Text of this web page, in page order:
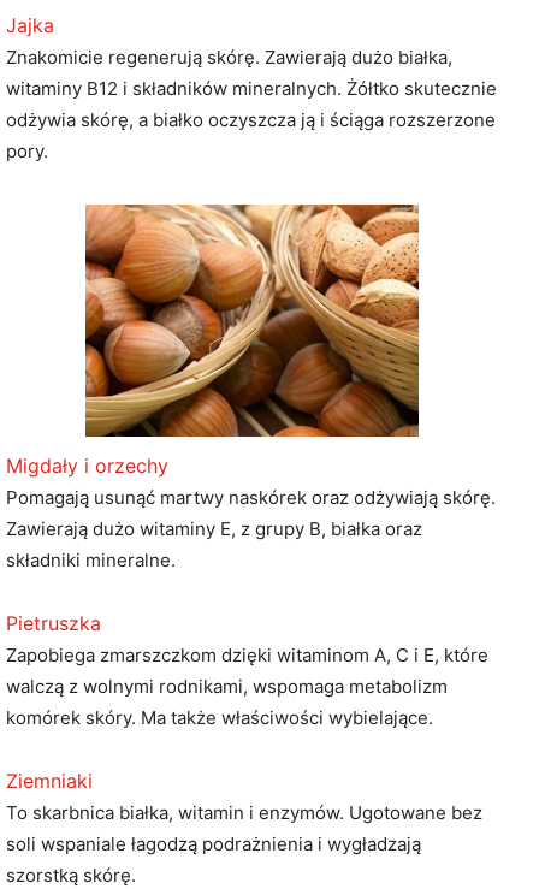
Jajka
Znakomicie regenerują skórę. Zawierają dużo białka,
witaminy B12 i składników mineralnych. Żółtko skutecznie
odżywia skórę, a białko oczyszcza ją i ściąga rozszerzone
pory.
Migdały i orzechy
Pomagają usunąć martwy naskórek oraz odżywiają skórę.
Zawierają dużo witaminy E, z grupy B, białka oraz
składniki mineralne.
Pietruszka
Zapobiega zmarszczkom dzięki witaminom A, C i E, które
walczą z wolnymi rodnikami, wspomaga metabolizm
komórek skóry. Ma także właściwości wybielające.
Ziemniaki
To skarbnica białka, witamin i enzymów. Ugotowane bez
soli wspaniale łagodzą podrażnienia i wygładzają
szorstką skórę.